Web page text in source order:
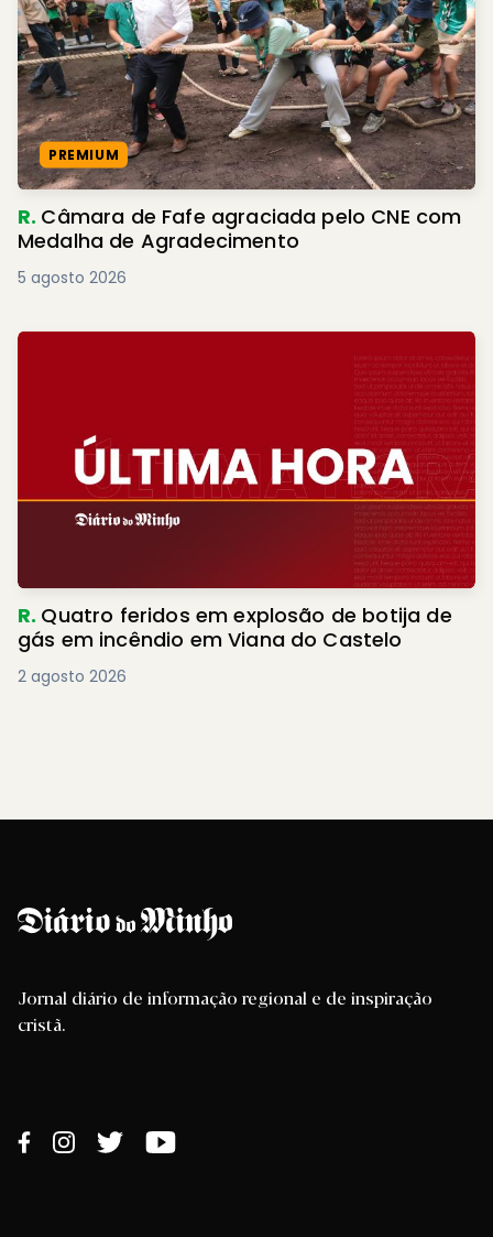
PREMIUM
R. Câmara de Fafe agraciada pelo CNE com
Medalha de Agradecimento
5 agosto 2026
R. Quatro feridos em explosão de botija de
gás em incêndio em Viana do Castelo
2 agosto 2026
Jornal diário de informação regional e de inspiração
cristã.